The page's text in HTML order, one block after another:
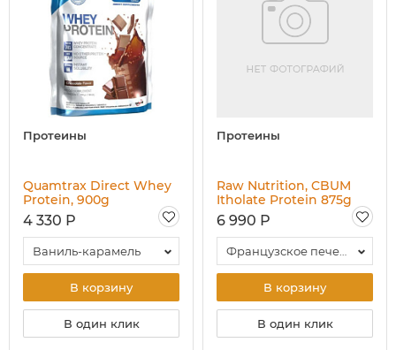
Протеины
Quamtrax Direct Whey
Protein, 900g
4 330 Р
Ваниль-карамель
В корзину
В один клик
Протеины
Raw Nutrition, CBUM
Itholate Protein 875g
6 990 Р
В корзину
В один клик